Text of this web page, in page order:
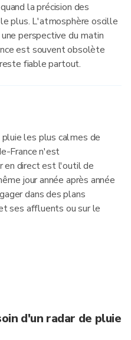
la précision des
plus. L'atmosphère oscille
perspective du matin
est souvent obsolète
fiable partout.
les plus calmes de
France n'est
en direct est l'outil de
jour année après année
dans des plans
ses affluents ou sur le
d'un radar de pluie